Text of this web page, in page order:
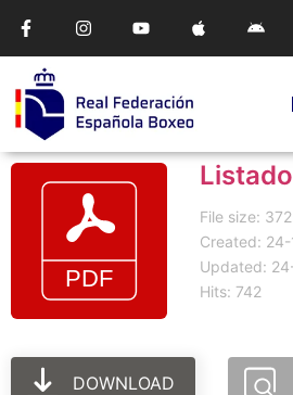
File size:
Created:
Updated:
Hits: 742
DOWNLOAD